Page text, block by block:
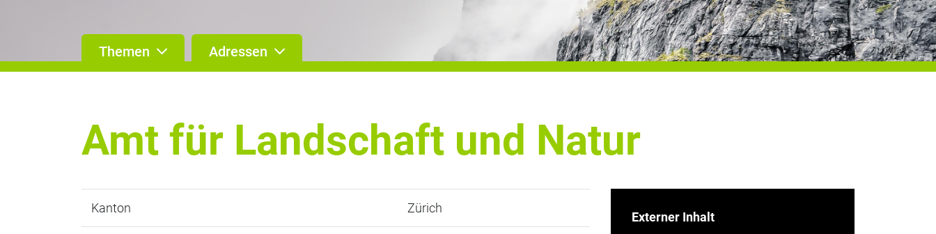
Themen Adressen
Amt für Landschaft und Natur
Kanton Zürich
Externer Inhalt